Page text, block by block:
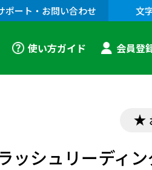
ポート・お問い合わせ 文
使い方ガイド 会員登
シュリーディン